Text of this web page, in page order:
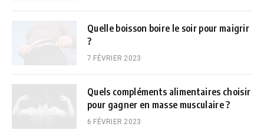
Quelle boisson boire le soir pour maigrir
?
7 FÉVRIER 2023
Quels compléments alimentaires choisir
pour gagner en masse musculaire ?
6 FÉVRIER 2023